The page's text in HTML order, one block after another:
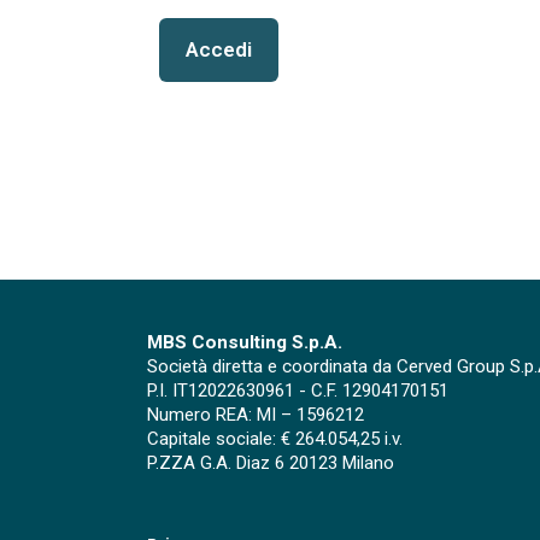
Accedi
MBS Consulting S.p.A.
Società diretta e coordinata da Cerved Group
P.I. IT12022630961 - C.F. 12904170151
Numero REA: MI – 1596212
Capitale sociale: € 264.054,25 i.v.
P.ZZA G.A. Diaz 6 20123 Milano